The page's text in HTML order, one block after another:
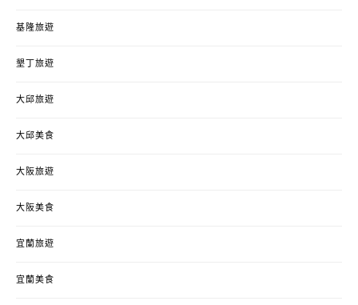
基隆旅遊
墾丁旅遊
大邱旅遊
大邱美食
大阪旅遊
大阪美食
宜蘭旅遊
宜蘭美食